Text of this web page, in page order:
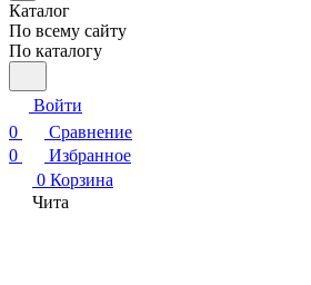
Каталог
По всему сайту
По каталогу
Войти
0
Сравнение
0
Избранное
0 Корзина
Чита